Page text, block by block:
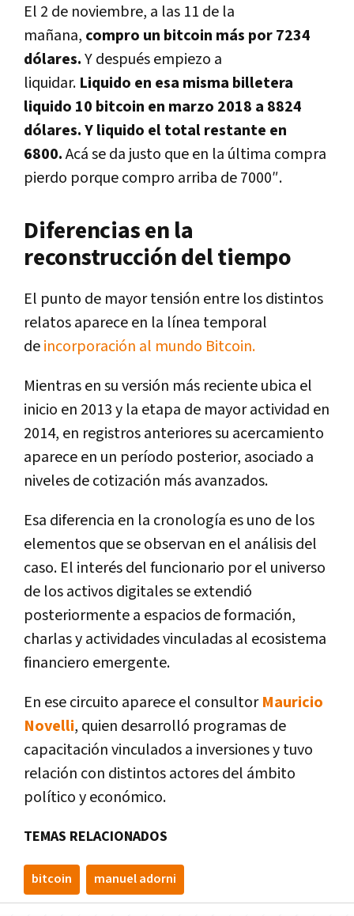
El 2 de noviembre, a las 11 de la
mañana, compro un bitcoin más por 7234
dólares.Y después empiezo a
liquidar. Liquido en esa misma billetera
liquido 10 bitcoin en marzo 2018 a 8824
dólares. Y liquido el total restante en
6800.Acá se da justo que en la última compra
pierdo porque compro arriba de 7000″.
Diferencias en la
reconstrucción del tiempo
El punto de mayor tensión entre los distintos
relatos aparece en la línea temporal
deincorporación al mundo Bitcoin.
Mientras en su versión más reciente ubica el
inicio en 2013 y la etapa de mayor actividad en
2014, en registros anteriores su acercamiento
aparece en un período posterior, asociado a
niveles de cotización más avanzados.
Esa diferencia en la cronología es uno de los
elementos que se observan en el análisis del
caso. El interés del funcionario por el universo
de los activos digitales se extendió
posteriormente a espacios de formación,
charlas y actividades vinculadas al ecosistema
financiero emergente.
En ese circuito aparece el consultor Mauricio
Novelli, quien desarrolló programas de
capacitación vinculados a inversiones y tuvo
relación con distintos actores del ámbito
político y económico.
TEMAS RELACIONADOS
bitcoin manuel adorni